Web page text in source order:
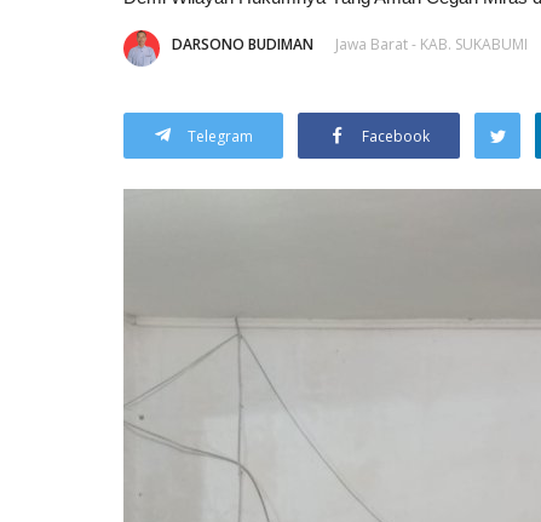
DARSONO BUDIMAN Jawa Barat - KAB. SUKABUMI
Telegram Facebook